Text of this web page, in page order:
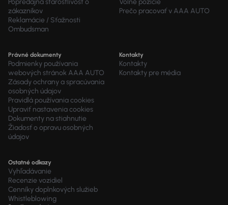
Popredajná starostlivosť o
zákazníkov
Reklamácie / Sťažnosti
Ombudsman
Voľné pozície
Prečo pracovať v AAA AUTO
Právné dokumenty
Podmienky používania
webových stránok AAA AUTO
Zásady ochrany a spracúvania
osobných údajov
Pravidlá používania cookies
Upraviť nastavenia cookies
Dokumenty na stiahnutie
Žiadosť o opravu osobných
údajov
Kontakty
Kontakty
Kontakty pre média
Ostatné odkazy
Vyhľadávanie
Recenzie vozidiel
Cenníky doplnkových služieb
Whistleblowing